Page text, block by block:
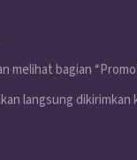
melihat bagian
langsung dikirimkan